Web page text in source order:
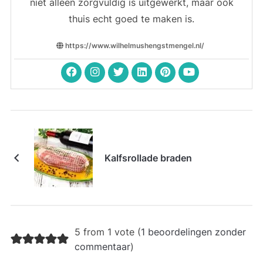
thuis echt goed te maken is.
https://www.wilhelmushengstmengel.nl/
Kalfsrollade braden
5 from 1 vote (1 beoordelingen zonder
commentaar)